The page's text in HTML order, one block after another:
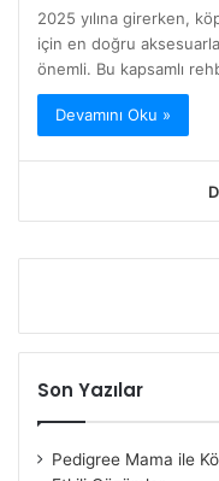
2025 yılına girerken,
için en doğru
önemli. Bu kapsamlı
Devamını Oku »
Son Yazılar
Pedigree Mama ile